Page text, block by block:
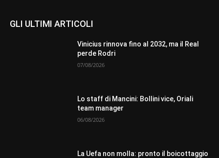
GLI ULTIMI ARTICOLI
Vinicius rinnova fino al 2032, ma il Real
perde Rodri
07/08/2026
Lo staff di Mancini: Bollini vice, Oriali
team manager
06/08/2026
La Uefa non molla: pronto il boicottaggio